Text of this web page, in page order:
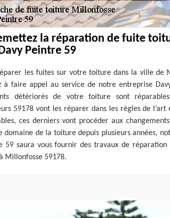
la réparation de fuite
Peintre 59
les fuites sur votre toiture dans la ville de
à faire appel au service de notre entreprise
détériorés de votre toiture sont
59178 vont les réparer dans les règles de l’art
ces derniers vont procéder aux
domaine de la toiture depuis plusieurs années,
59 saura vous fournir des travaux de
Millonfosse 59178.